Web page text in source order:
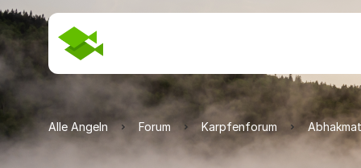
Alle Angeln Forum Karpfenforum